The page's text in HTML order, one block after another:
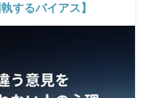
するバイアス】